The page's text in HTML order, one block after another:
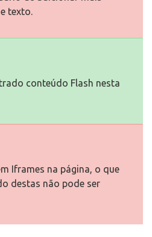
texto.
conteúdo Flash nesta
Iframes na página, o que
destas não pode ser